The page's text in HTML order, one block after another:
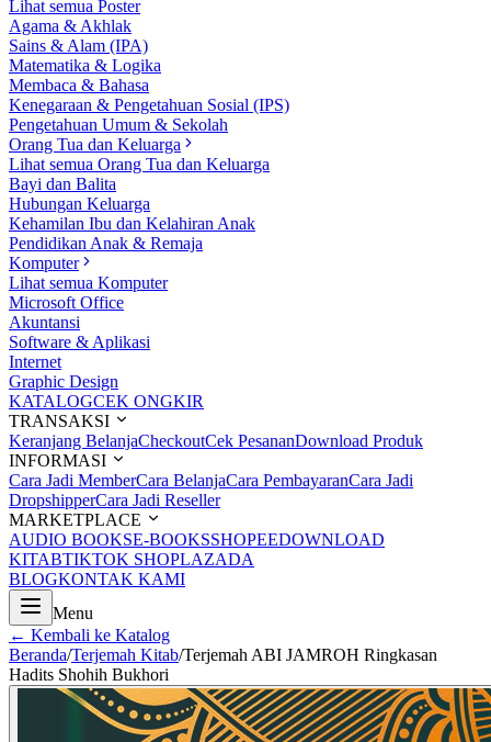
Lihat semua Poster
Agama & Akhlak
Sains & Alam (IPA)
Matematika & Logika
Membaca & Bahasa
Kenegaraan & Pengetahuan Sosial (IPS)
Pengetahuan Umum & Sekolah
Orang Tua dan Keluarga
Lihat semua Orang Tua dan Keluarga
Bayi dan Balita
Hubungan Keluarga
Kehamilan Ibu dan Kelahiran Anak
Pendidikan Anak & Remaja
Komputer
Lihat semua Komputer
Microsoft Office
Akuntansi
Software & Aplikasi
Internet
Graphic Design
KATALOGCEK ONGKIR
TRANSAKSI
Keranjang BelanjaCheckoutCek PesananDownload Produk
INFORMASI
Cara Jadi MemberCara BelanjaCara PembayaranCara Jadi
DropshipperCara Jadi Reseller
MARKETPLACE
AUDIO BOOKSE-BOOKSSHOPEEDOWNLOAD
KITABTIKTOK SHOPLAZADA
BLOGKONTAK KAMI
Menu
← Kembali ke Katalog
Beranda/Terjemah Kitab/Terjemah ABI JAMROH Ringkasan
Hadits Shohih Bukhori